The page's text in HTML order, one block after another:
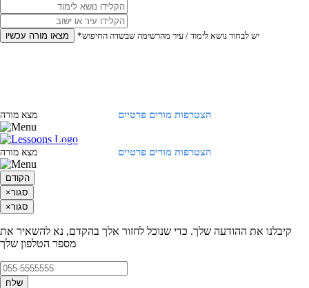
מצאו מורה עכשיו *יש לבחור נושא לימוד / עיר מהרשימה שבשדה החיפוש
הצטרפות מורים פרטיים מצא מורה
הצטרפות מורים פרטיים מצא מורה
הקודם
×סגור
×סגור
קיבלנו את ההודעה שלך. כדי שנוכל לחזור אלך בהקדם, נא להשאיר את
מספר הטלפון שלך
שלח